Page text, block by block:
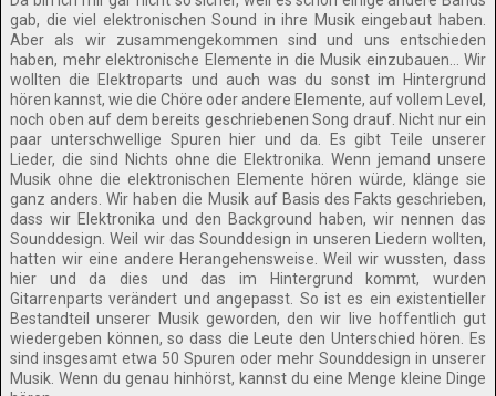
gab, die viel elektronischen Sound in ihre Musik eingebaut haben.
Aber als wir zusammengekommen sind und uns entschieden
haben, mehr elektronische Elemente in die Musik einzubauen… Wir
wollten die Elektroparts und auch was du sonst im Hintergrund
hören kannst, wie die Chöre oder andere Elemente, auf vollem Level,
noch oben auf dem bereits geschriebenen Song drauf. Nicht nur ein
paar unterschwellige Spuren hier und da. Es gibt Teile unserer
Lieder, die sind Nichts ohne die Elektronika. Wenn jemand unsere
Musik ohne die elektronischen Elemente hören würde, klänge sie
ganz anders. Wir haben die Musik auf Basis des Fakts geschrieben,
dass wir Elektronika und den Background haben, wir nennen das
Sounddesign. Weil wir das Sounddesign in unseren Liedern wollten,
hatten wir eine andere Herangehensweise. Weil wir wussten, dass
hier und da dies und das im Hintergrund kommt, wurden
Gitarrenparts verändert und angepasst. So ist es ein existentieller
Bestandteil unserer Musik geworden, den wir live hoffentlich gut
wiedergeben können, so dass die Leute den Unterschied hören. Es
sind insgesamt etwa 50 Spuren oder mehr Sounddesign in unserer
Musik. Wenn du genau hinhörst, kannst du eine Menge kleine Dinge